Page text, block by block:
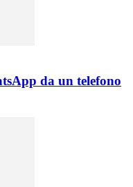
da un telefono